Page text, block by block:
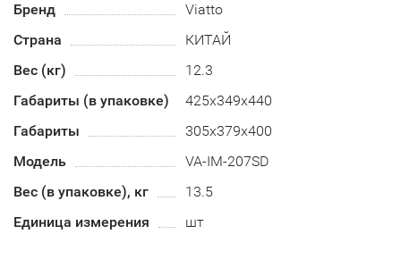
Бренд
Viatto
Страна
КИТАЙ
Вес (кг)
12.3
Габариты (в упаковке)
425х349х440
Габариты
305х379х400
Модель
VA-IM-207SD
Вес (в упаковке), кг
13.5
Единица измерения
шт